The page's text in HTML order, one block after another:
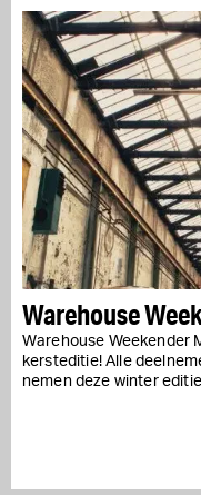
Warehouse
Warehouse Weekender
kersteditie! Alle
nemen deze winter